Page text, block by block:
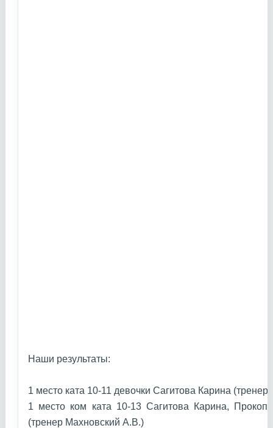
Наши результаты:
1 место ката 10-11 девочки Сагитова Карина
1 место ком ката 10-13 Сагитова Карина,
(тренер Махновский А.В.)